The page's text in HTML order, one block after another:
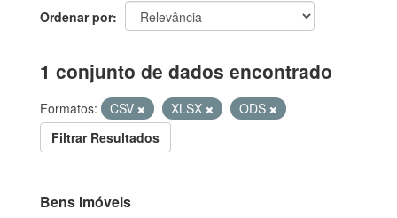
Ordenar por
1 conjunto de dados encontrado
Formatos: CSV XLSX
ODS
Filtrar Resultados
Bens Imóveis